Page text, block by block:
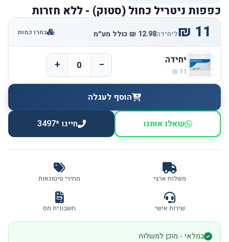
כפפות ניטריל כחול (סטוק) - ללא חזרות
ליחידה בחרו כמות
יחידה −
+
הוסף לעגלה
שאלו אותנו חייגו *3497
משלוח ארצי מחירי סיטונאות
שירות אישי חשבונית מס
במלאי - מוכן למשלוח